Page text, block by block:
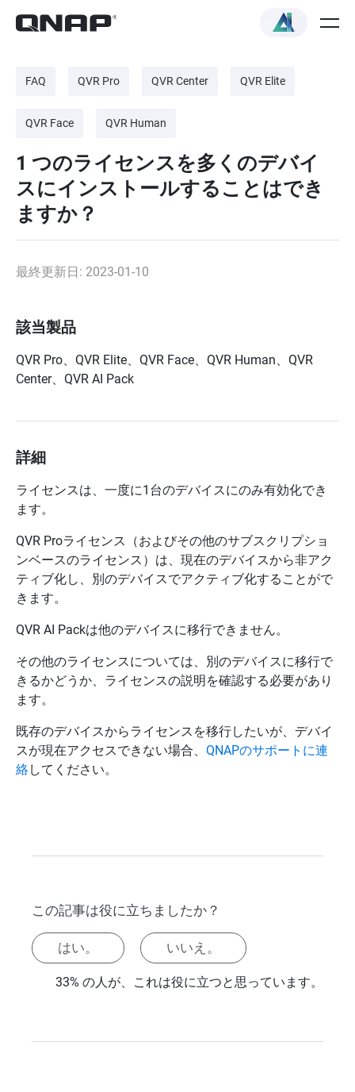
FAQ QVR Pro QVR Center QVR Elite
QVR Face QVR Human
1 つのライセンスを多くのデバイ
スにインストールすることはでき
ますか？
最終更新日: 2023-01-10
該当製品
QVR Pro、QVR Elite、QVR Face、QVR Human、QVR
Center、QVR AI Pack
詳細
ライセンスは、一度に1台のデバイスにのみ有効化でき
ます。
QVR Proライセンス（およびその他のサブスクリプショ
ンベースのライセンス）は、現在のデバイスから非アク
ティブ化し、別のデバイスでアクティブ化することがで
きます。
QVR AI Packは他のデバイスに移行できません。
その他のライセンスについては、別のデバイスに移行で
きるかどうか、ライセンスの説明を確認する必要があり
ます。
既存のデバイスからライセンスを移行したいが、デバイ
スが現在アクセスできない場合、 QNAPのサポートに連
絡してください。
この記事は役に立ちましたか？
はい。 いいえ。
33% の人が、これは役に立つと思っています。